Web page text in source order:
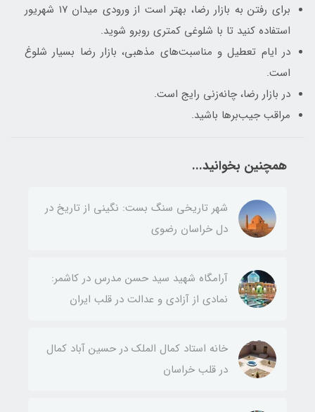
برای رفتن به بازار رضا، بهتر است از ورودی میدان ۱۷ شهریور
استفاده کنید تا با شلوغی کمتری روبرو شوید.
در ایام تعطیل و مناسبت‌های مذهبی، بازار رضا بسیار شلوغ
است.
در بازار رضا، چانه‌زنی رایج است.
مراقب جیب‌برها باشید.
همچنین بخوانید...
شهر تاریخی سنگ بست: نگینی از تاریخ در
دل خراسان رضوی
آرامگاه شهید سید حسن مدرس در کاشمر:
نمادی از آزادی و عدالت در قلب ایران
خانه استاد کمال الملک در حسین آباد کمال
در قلب خراسان